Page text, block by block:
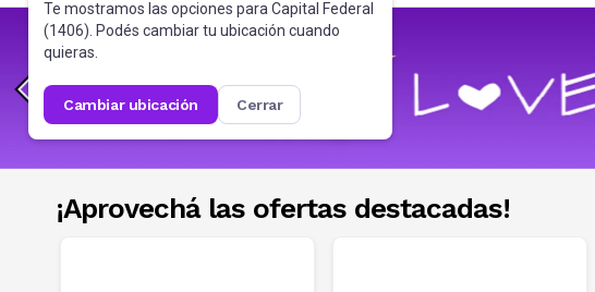
Te mostramos las opciones para Capital Federal
(1406). Podés cambiar tu ubicación cuando
quieras.
cambiar ubicación cerrar
¡Aprovechá las ofertas destacadas!